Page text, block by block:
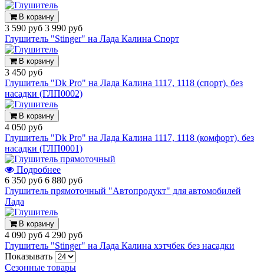
В корзину
3 590 руб 3 990 руб
Глушитель "Stinger" на Лада Калина Спорт
В корзину
3 450 руб
Глушитель "Dk Pro" на Лада Калина 1117, 1118 (спорт), без
насадки (ГЛП0002)
В корзину
4 050 руб
Глушитель "Dk Pro" на Лада Калина 1117, 1118 (комфорт), без
насадки (ГЛП0001)
Подробнее
6 350 руб 6 880 руб
Глушитель прямоточный "Автопродукт" для автомобилей
Лада
В корзину
4 090 руб 4 290 руб
Глушитель "Stinger" на Лада Калина хэтчбек без насадки
Показывать
Сезонные товары